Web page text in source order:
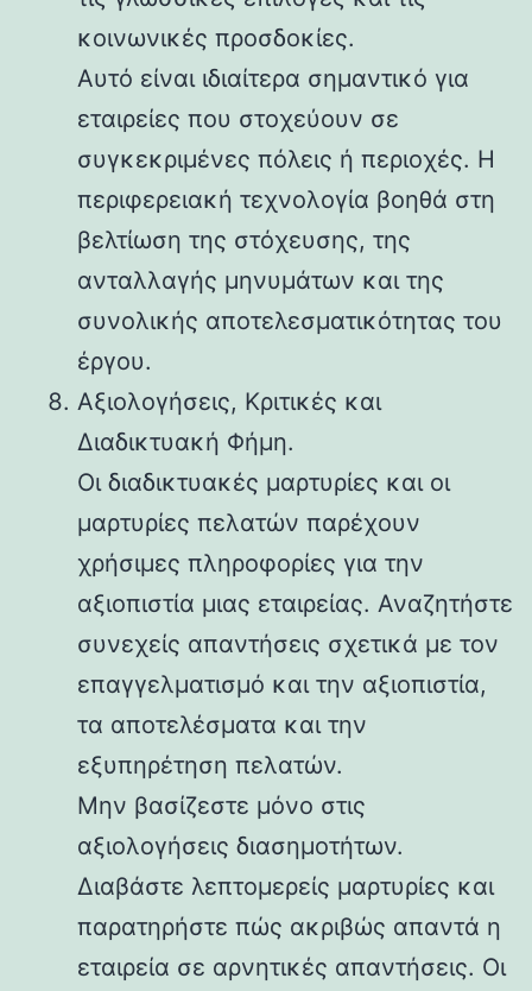
κοινωνικές προσδοκίες.
Αυτό είναι ιδιαίτερα σημαντικό για
εταιρείες που στοχεύουν σε
συγκεκριμένες πόλεις ή περιοχές. Η
περιφερειακή τεχνολογία βοηθά στη
βελτίωση της στόχευσης, της
ανταλλαγής μηνυμάτων και της
συνολικής αποτελεσματικότητας του
έργου.
Αξιολογήσεις, Κριτικές και
Διαδικτυακή Φήμη.
Οι διαδικτυακές μαρτυρίες και οι
μαρτυρίες πελατών παρέχουν
χρήσιμες πληροφορίες για την
αξιοπιστία μιας εταιρείας. Αναζητήστε
συνεχείς απαντήσεις σχετικά με τον
επαγγελματισμό και την αξιοπιστία,
τα αποτελέσματα και την
εξυπηρέτηση πελατών.
Μην βασίζεστε μόνο στις
αξιολογήσεις διασημοτήτων.
Διαβάστε λεπτομερείς μαρτυρίες και
παρατηρήστε πώς ακριβώς απαντά η
εταιρεία σε αρνητικές απαντήσεις. Οι